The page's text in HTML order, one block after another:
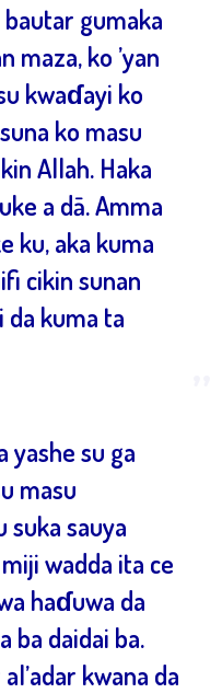
gumaka
maza, ko ’yan
kwaɗayi ko
ko masu
Allah. Haka
a dā. Amma
ku, aka kuma
cikin sunan
da kuma ta
yashe su ga
masu
suka sauya
wadda ita ce
haɗuwa da
ba daidai ba.
kwana da